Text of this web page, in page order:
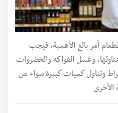
أمر بالغ الأهمية، فيجب
وغسل الفواكه والخضروات
وتناول كميات كبيرة سواء من
الأخرى